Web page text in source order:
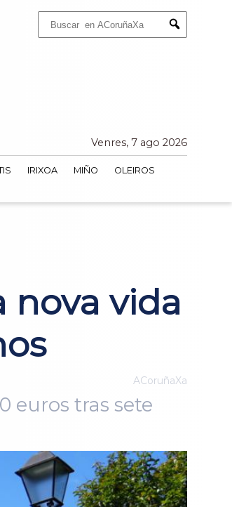
Submit
Venres, 7 ago 2026
IRIXOA MIÑO
OLEIROS
nova vida
ACoruñaXa
euros tras sete